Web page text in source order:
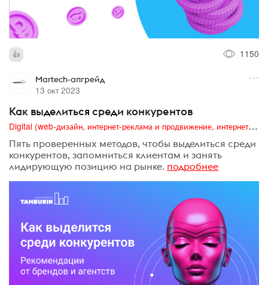
1150
Martech-апгрейд
13 окт 2023
Как выделиться среди конкурентов
Digital (web-дизайн, интернет-реклама и продвижение, интернет-сообщества и блоги, интернет-коммуникации, мобильный маркетинг, реклама на цифровых экранах)
Пять проверенных методов, чтобы выделиться среди
конкурентов, запомниться клиентам и занять
лидирующую позицию на рынке. подробнее